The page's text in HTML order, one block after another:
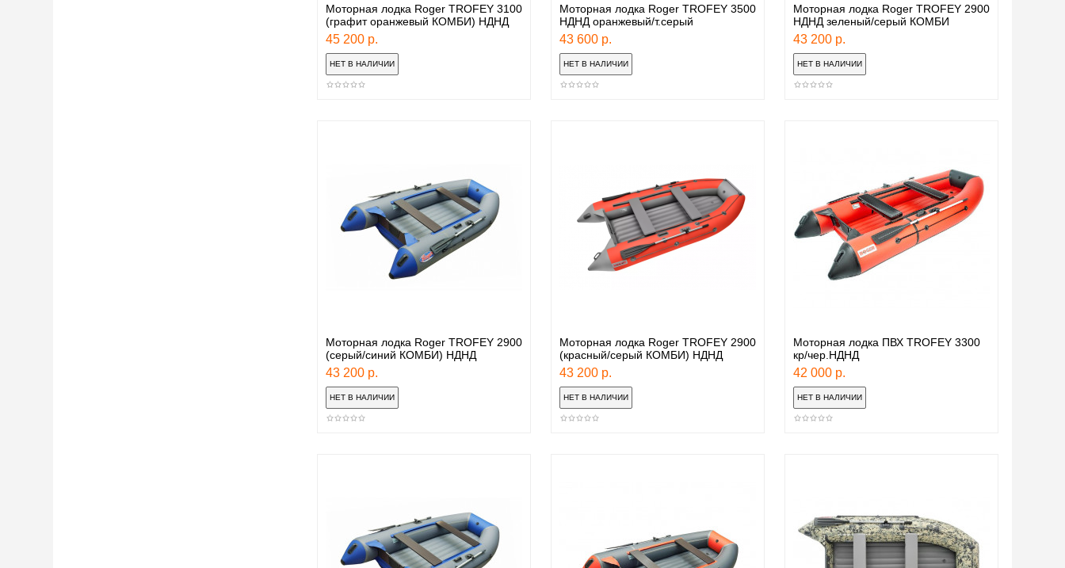
Моторная лодка Roger TROFEY 3100
(графит оранжевый КОМБИ) НДНД
45 200 р.
Моторная лодка Roger TROFEY 3500
НДНД оранжевый/т.серый
43 600 р.
Моторная лодка Roger TROFEY 2900
НДНД зеленый/серый КОМБИ
43 200 р.
Моторная лодка Roger TROFEY 2900
(серый/синий КОМБИ) НДНД
43 200 р.
Моторная лодка Roger TROFEY 2900
(красный/серый КОМБИ) НДНД
43 200 р.
Моторная лодка ПВХ TROFEY 3300
кр/чер.НДНД
42 000 р.